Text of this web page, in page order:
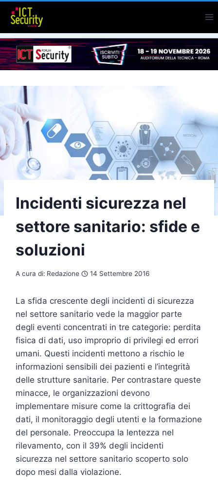
Salta
contenuto
Incidenti sicurezza nel
settore sanitario: sfide e
soluzioni
A cura di: Redazione 14 Settembre 2016
La sfida crescente degli incidenti di sicurezza
nel settore sanitario vede la maggior parte
degli eventi concentrati in tre categorie: perdita
fisica di dati, uso improprio di privilegi ed errori
umani. Questi incidenti mettono a rischio le
informazioni sensibili dei pazienti e l’integrità
delle strutture sanitarie. Per contrastare queste
minacce, le organizzazioni devono
implementare misure come la crittografia dei
dati, il monitoraggio degli utenti e la formazione
del personale. Preoccupa la lentezza nel
rilevamento, con il 39% degli incidenti
sicurezza nel settore sanitario scoperto solo
dopo mesi dalla violazione.